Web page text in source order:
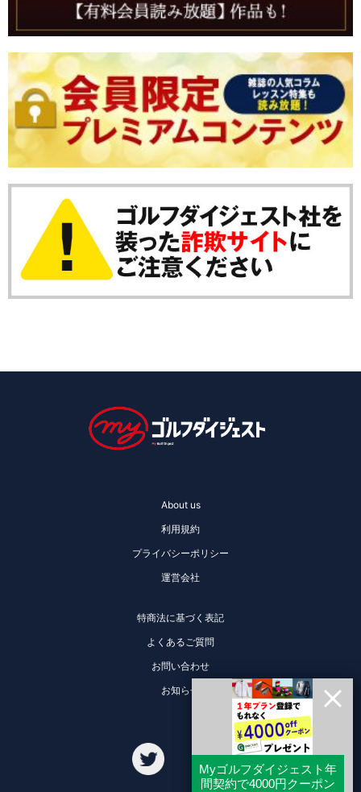
About us
利用規約
プライバシーポリシー
運営会社
特商法に基づく表記
よくあるご質問
お問い合わせ
お知らせ